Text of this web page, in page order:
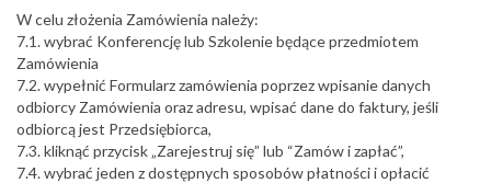
W celu złożenia Zamówienia należy:
7.1. wybrać Konferencję lub Szkolenie będące przedmiotem
Zamówienia
7.2. wypełnić Formularz zamówienia poprzez wpisanie danych
odbiorcy Zamówienia oraz adresu, wpisać dane do faktury, jeśli
odbiorcą jest Przedsiębiorca,
7.3. kliknąć przycisk „Zarejestruj się” lub “Zamów i zapłać”,
7.4. wybrać jeden z dostępnych sposobów płatności i opłacić